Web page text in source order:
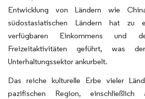
Entwicklung von Ländern wie
südostasiatischen Ländern hat zu
verfügbaren Einkommens und
Freizeitaktivitäten geführt, was
Unterhaltungssektor ankurbelt.
Das reiche kulturelle Erbe vieler
pazifischen Region, einschließlich